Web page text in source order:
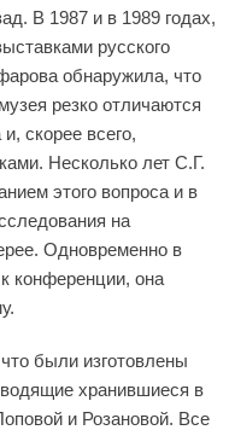
В 1987 и в 1989 годах,
русского
обнаружила, что
резко отличаются
скорее всего,
Несколько лет С.Г.
этого вопроса и в
на
Одновременно в
конференции, она
были изготовлены
хранившиеся в
и Розановой. Все